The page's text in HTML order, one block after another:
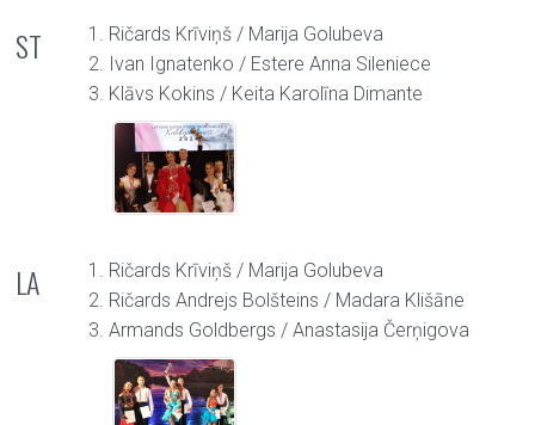
ST
1. Ričards Krīviņš / Marija Golubeva
2. Ivan Ignatenko / Estere Anna Sileniece
3. Klāvs Kokins / Keita Karolīna Dimante
LA
1. Ričards Krīviņš / Marija Golubeva
2. Ričards Andrejs Bolšteins / Madara Klišāne
3. Armands Goldbergs / Anastasija Čerņigova